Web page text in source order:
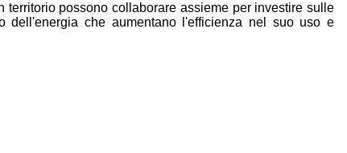
possono collaborare assieme per investire sulle
dell'energia che aumentano l'efficienza nel suo uso e